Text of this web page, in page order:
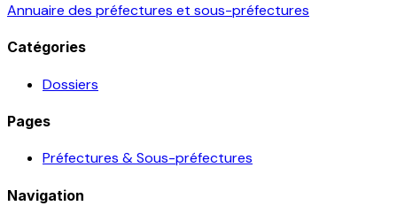
Annuaire des préfectures et sous-préfectures
Catégories
Dossiers
Pages
Préfectures & Sous-préfectures
Navigation